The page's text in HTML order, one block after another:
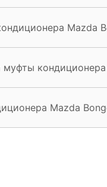
Mazda
Mazda